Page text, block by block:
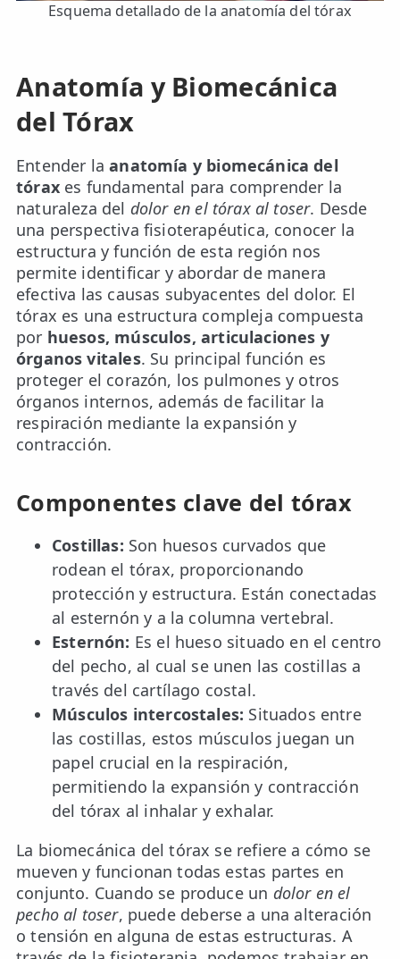
Ciática
Síndrome Piramidal
Tendinitis de Aquiles
Esquema detallado de la anatomía del tórax
Anatomía y Biomecánica
del Tórax
Entender laanatomía y biomecánica del
tóraxes fundamental para comprender la
naturaleza del dolor en el tórax al toser. Desde
una perspectiva fisioterapéutica, conocer la
estructura y función de esta región nos
permite identificar y abordar de manera
efectiva las causas subyacentes del dolor. El
tórax es una estructura compleja compuesta
por huesos, músculos, articulaciones y
órganos vitales. Su principal función es
proteger el corazón, los pulmones y otros
órganos internos, además de facilitar la
respiración mediante la expansión y
contracción.
Componentes clave del tórax
Costillas: Son huesos curvados que
rodean el tórax, proporcionando
protección y estructura. Están conectadas
al esternón y a la columna vertebral.
Esternón: Es el hueso situado en el centro
del pecho, al cual se unen las costillas a
través del cartílago costal.
Músculos intercostales: Situados entre
las costillas, estos músculos juegan un
papel crucial en la respiración,
permitiendo la expansión y contracción
del tórax al inhalar y exhalar.
La biomecánica del tórax se refiere a cómo se
mueven y funcionan todas estas partes en
conjunto. Cuando se produce un dolor en el
pecho al toser, puede deberse a una alteración
o tensión en alguna de estas estructuras. A